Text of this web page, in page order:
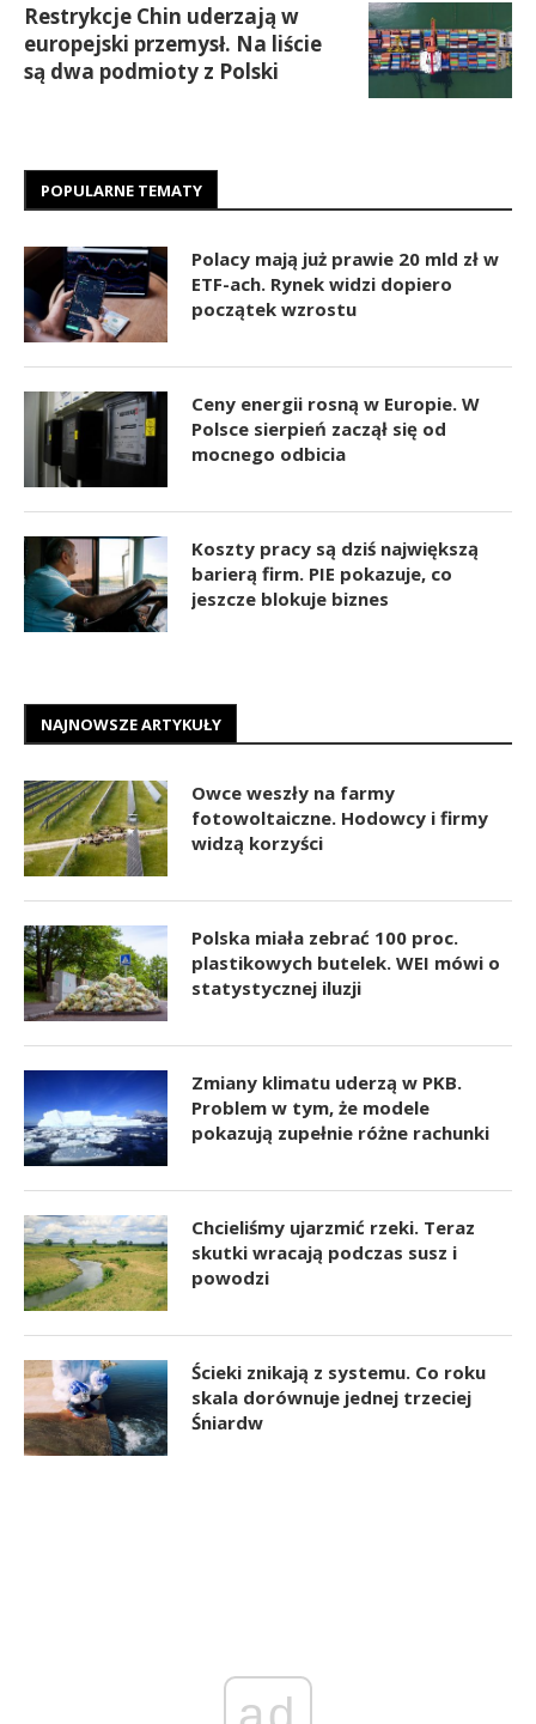
Restrykcje Chin uderzają w
europejski przemysł. Na liście
są dwa podmioty z Polski
POPULARNE TEMATY
Polacy mają już prawie 20 mld zł w
ETF-ach. Rynek widzi dopiero
początek wzrostu
Ceny energii rosną w Europie. W
Polsce sierpień zaczął się od
mocnego odbicia
Koszty pracy są dziś największą
barierą firm. PIE pokazuje, co
jeszcze blokuje biznes
NAJNOWSZE ARTYKUŁY
Owce weszły na farmy
fotowoltaiczne. Hodowcy i firmy
widzą korzyści
Polska miała zebrać 100 proc.
plastikowych butelek. WEI mówi o
statystycznej iluzji
Zmiany klimatu uderzą w PKB.
Problem w tym, że modele
pokazują zupełnie różne rachunki
Chcieliśmy ujarzmić rzeki. Teraz
skutki wracają podczas susz i
powodzi
Ścieki znikają z systemu. Co roku
skala dorównuje jednej trzeciej
Śniardw